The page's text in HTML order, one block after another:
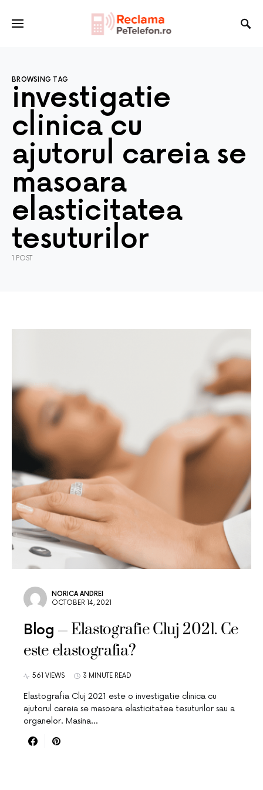
BROWSING TAG
investigatie
clinica cu
ajutorul careia se
masoara
elasticitatea
tesuturilor
1 POST
NORICA ANDREI
OCTOBER 14, 2021
Blog
Elastografie Cluj 2021. Ce
este elastografia?
561 VIEWS 3 MINUTE READ
Elastografia Cluj 2021 este o investigatie clinica cu
ajutorul careia se masoara elasticitatea tesuturilor sau a
organelor. Masina…